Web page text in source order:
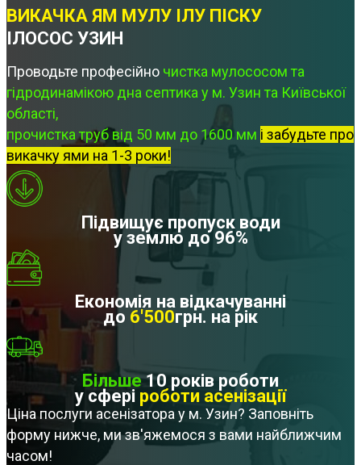
ВИКАЧКА ЯМ МУЛУ ІЛУ ПІСКУ
ІЛОСОС УЗИН
Проводьте професійно чистка мулососом та
гідродинамікою дна септика у м. Узин та Київської
області,
прочистка труб від 50 мм до 1600 мм і забудьте про
викачку ями на 1-3 роки!
Підвищує пропуск води
у землю до 96%
Економія на відкачуванні
до 6'500грн. на рік
Більше10 років роботи
у сфері роботи асенізації
Ціна послуги асенізатора у м. Узин? Заповніть
форму нижче, ми зв'яжемося з вами найближчим
часом!